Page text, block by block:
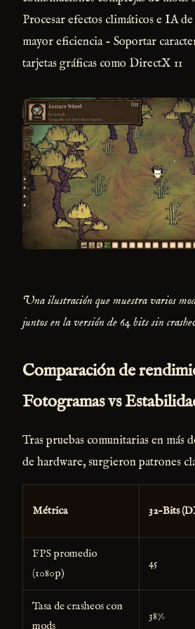
Procesar efectos climáticos e IA
mayor eficiencia - Soportar
tarjetas gráficas como DirectX 11
Una ilustración que muestra varios
juntos en la versión de 64 bits sin
Comparación de
Fotogramas vs
Tras pruebas comunitarias en más
de hardware, surgieron patrones
Métrica 32-Bits
FPS promedio
(1080p)
45
Tasa de crasheos con
mods
38%